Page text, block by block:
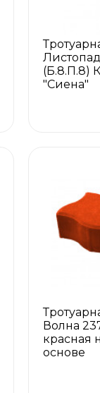
(Б.8.П.8)
"Сиена"
Волна
красная
основе